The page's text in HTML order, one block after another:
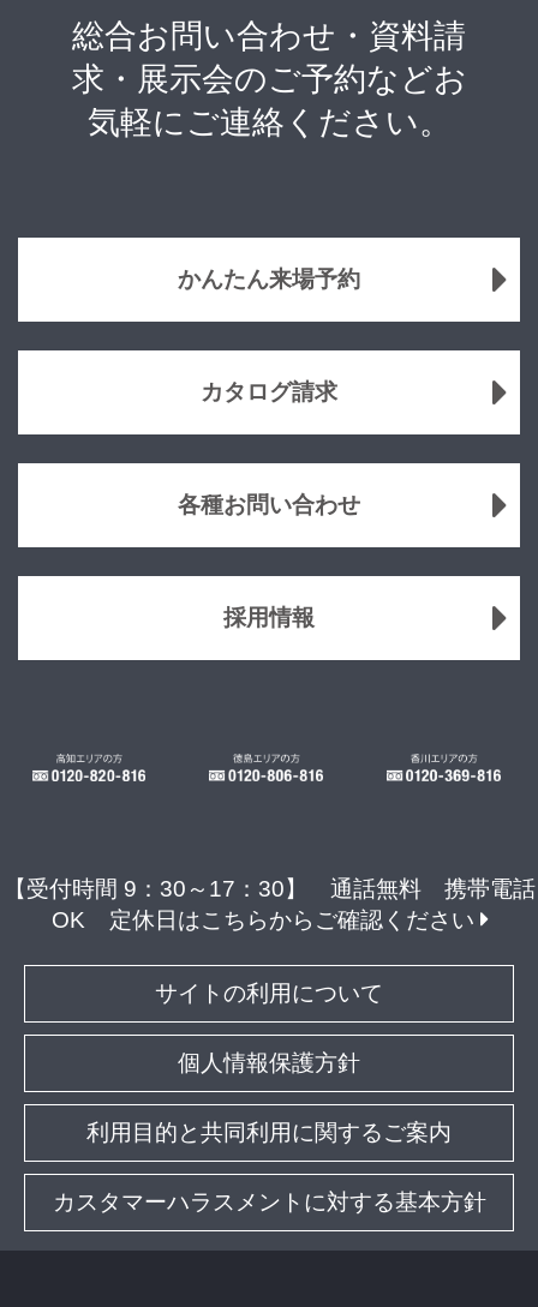
総合お問い合わせ・資料請
求・展示会のご予約などお
気軽にご連絡ください。
かんたん来場予約
カタログ請求
各種お問い合わせ
採用情報
【受付時間 9：30～17：30】 通話無料 携帯電話
OK
定休日はこちらからご確認ください
サイトの利用について
個人情報保護方針
利用目的と共同利用に関するご案内
カスタマーハラスメントに対する基本方針